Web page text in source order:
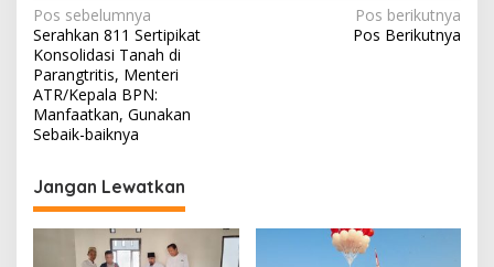
N
a
v
i
g
a
s
i
Pos sebelumnya
Serahkan 811 Sertipikat
Konsolidasi Tanah di
Parangtritis, Menteri
ATR/Kepala BPN:
Manfaatkan, Gunakan
Sebaik-baiknya
Pos berikutnya
Pos Berikutnya
Jangan Lewatkan